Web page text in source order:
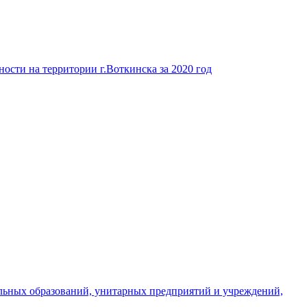
на территории г.Воткинска за 2020 год
образований, унитарных предприятий и учреждений,